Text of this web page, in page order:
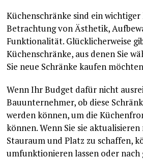
Küchenschränke sind ein
Betrachtung von Ästhetik,
Funktionalität. Glücklicherweise
Küchenschränke, aus denen Sie
Sie neue Schränke kaufen
Wenn Ihr Budget dafür nicht
Bauunternehmer, ob diese
werden können, um die
können. Wenn Sie sie
Stauraum und Platz zu schaffen,
umfunktionieren lassen oder nach